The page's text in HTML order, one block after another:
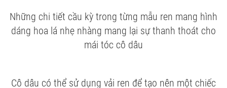
Những chi tiết cầu kỳ trong từng mẫu ren mang hình
dáng hoa lá nhẹ nhàng mang lại sự thanh thoát cho
mái tóc cô dâu
Cô dâu có thể sử dụng vải ren để tạo nên một chiếc